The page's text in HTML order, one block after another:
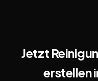
Jetzt
erstellen